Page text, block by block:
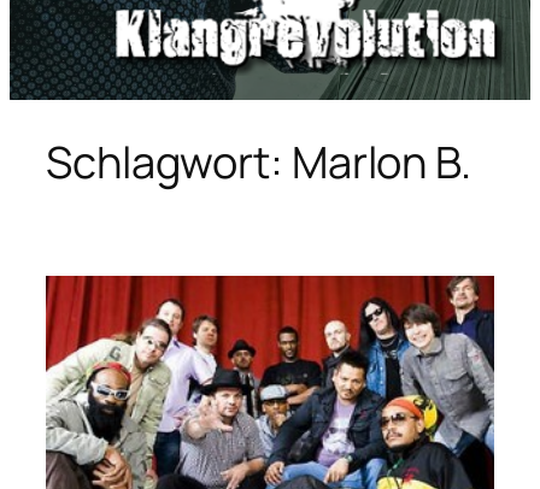
Schlagwort: Marlon B.